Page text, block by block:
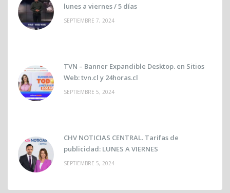
lunes a viernes / 5 días
SEPTIEMBRE 7, 2024
TVN – Banner Expandible Desktop. en Sitios
Web: tvn.cl y 24horas.cl
SEPTIEMBRE 5, 2024
CHV NOTICIAS CENTRAL. Tarifas de
publicidad: LUNES A VIERNES
SEPTIEMBRE 5, 2024